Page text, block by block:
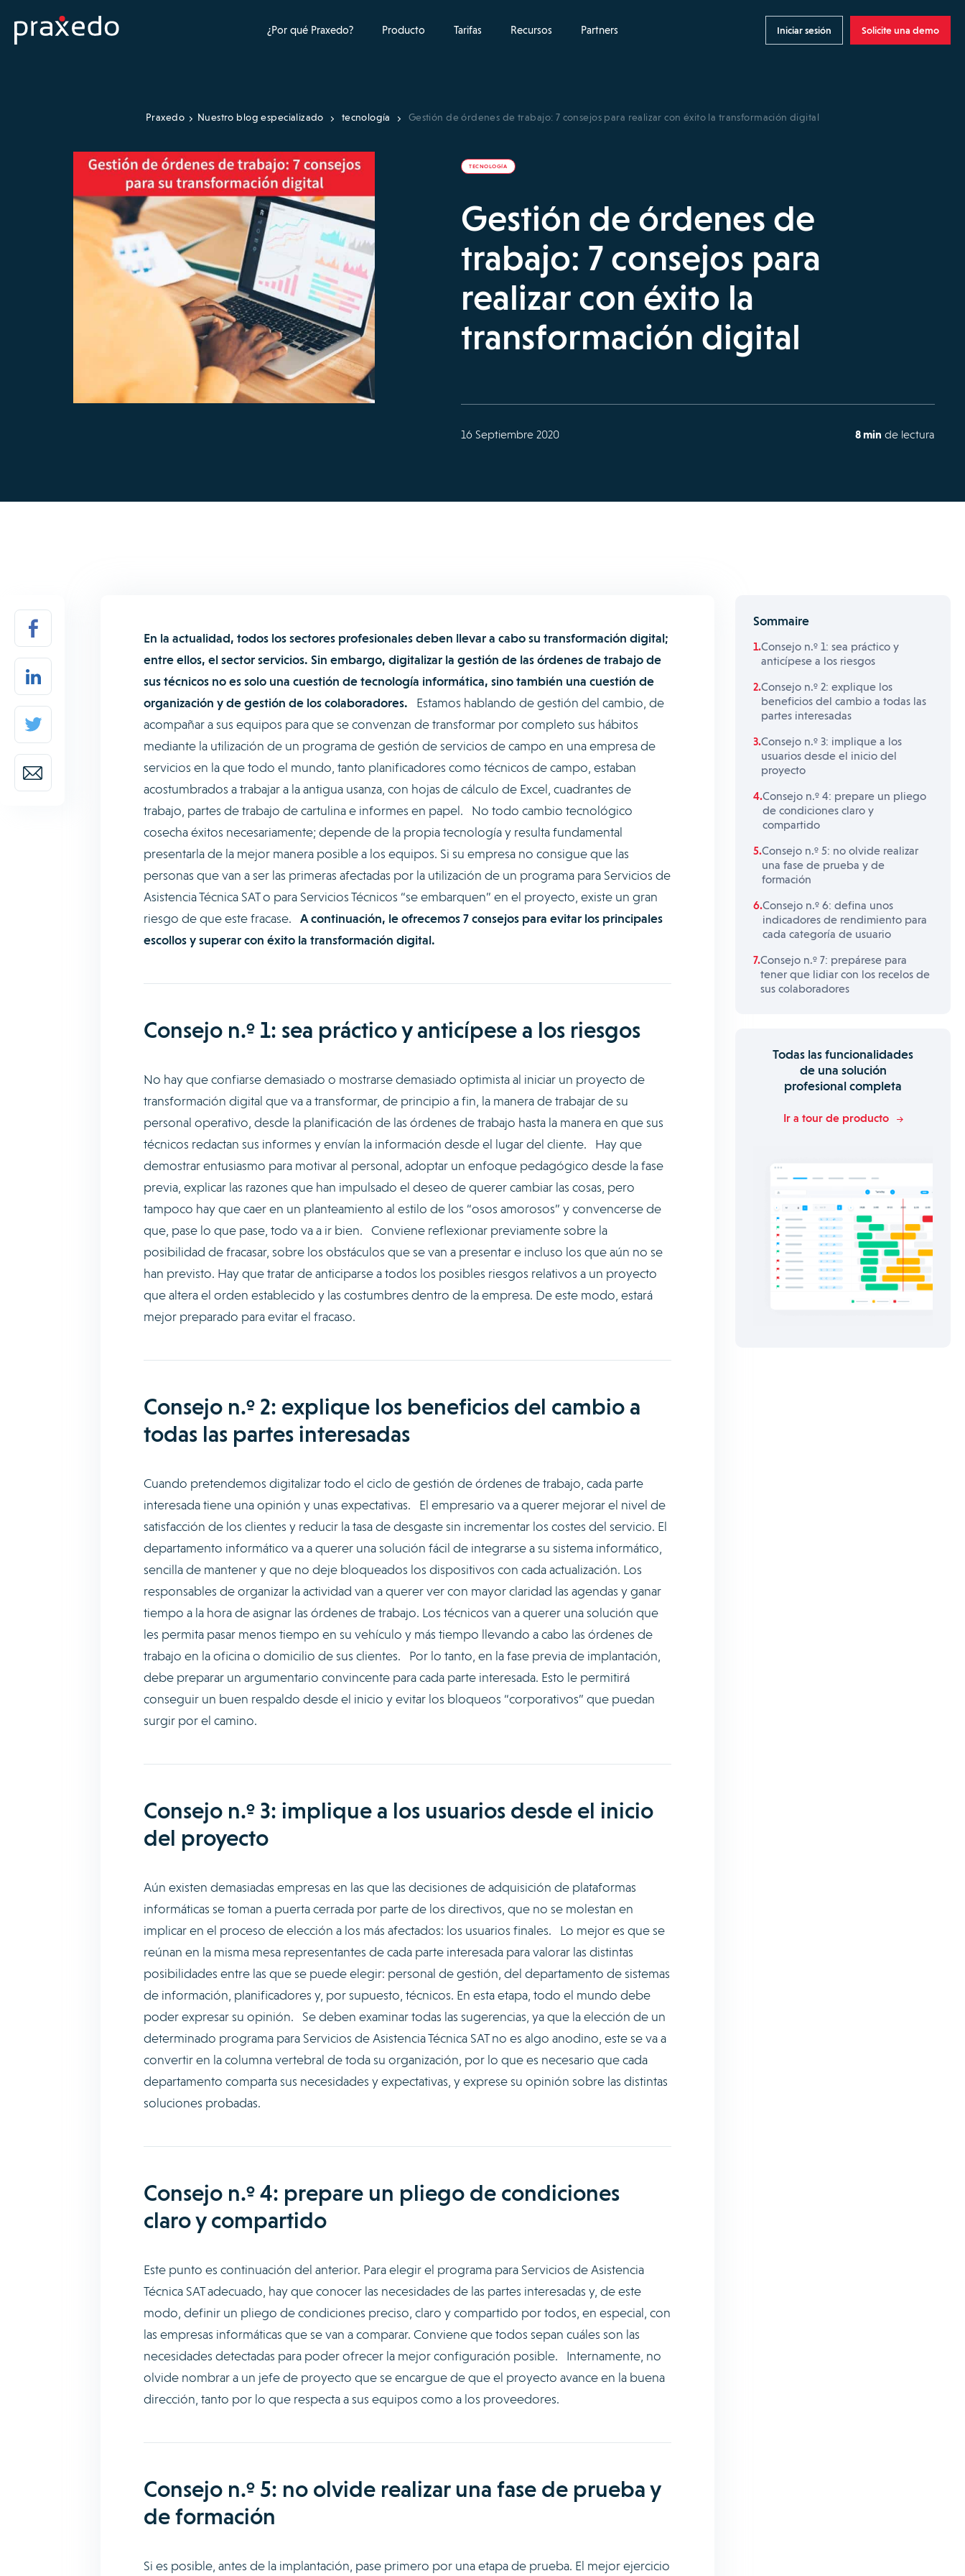
¿Por qué Praxedo? Producto Tarifas Recursos Partners Iniciar sesión Solicite una demo
Praxedo Nuestro blog especializado tecnología Gestión de órdenes de trabajo: 7 consejos para realizar con éxito la transformación digital
TECNOLOGÍA
Gestión de órdenes de
trabajo: 7 consejos para
realizar con éxito la
transformación digital
16 Septiembre 2020 8 min de lectura
En la actualidad, todos los sectores profesionales deben llevar a cabo su transformación digital;
entre ellos, el sector servicios. Sin embargo, digitalizar la gestión de las órdenes de trabajo de
sus técnicos no es solo una cuestión de tecnología informática, sino también una cuestión de
organización y de gestión de los colaboradores. Estamos hablando de gestión del cambio, de
acompañar a sus equipos para que se convenzan de transformar por completo sus hábitos
mediante la utilización de un programa de gestión de servicios de campo en una empresa de
servicios en la que todo el mundo, tanto planificadores como técnicos de campo, estaban
acostumbrados a trabajar a la antigua usanza, con hojas de cálculo de Excel, cuadrantes de
trabajo, partes de trabajo de cartulina e informes en papel. No todo cambio tecnológico
cosecha éxitos necesariamente; depende de la propia tecnología y resulta fundamental
presentarla de la mejor manera posible a los equipos. Si su empresa no consigue que las
personas que van a ser las primeras afectadas por la utilización de un programa para Servicios de
Asistencia Técnica SAT o para Servicios Técnicos “se embarquen” en el proyecto, existe un gran
riesgo de que este fracase. A continuación, le ofrecemos 7 consejos para evitar los principales
escollos y superar con éxito la transformación digital.
Consejo n.º 1: sea práctico y anticípese a los riesgos
No hay que confiarse demasiado o mostrarse demasiado optimista al iniciar un proyecto de
transformación digital que va a transformar, de principio a fin, la manera de trabajar de su
personal operativo, desde la planificación de las órdenes de trabajo hasta la manera en que sus
técnicos redactan sus informes y envían la información desde el lugar del cliente. Hay que
demostrar entusiasmo para motivar al personal, adoptar un enfoque pedagógico desde la fase
previa, explicar las razones que han impulsado el deseo de querer cambiar las cosas, pero
tampoco hay que caer en un planteamiento al estilo de los “osos amorosos” y convencerse de
que, pase lo que pase, todo va a ir bien. Conviene reflexionar previamente sobre la
posibilidad de fracasar, sobre los obstáculos que se van a presentar e incluso los que aún no se
han previsto. Hay que tratar de anticiparse a todos los posibles riesgos relativos a un proyecto
que altera el orden establecido y las costumbres dentro de la empresa. De este modo, estará
mejor preparado para evitar el fracaso.
Consejo n.º 2: explique los beneficios del cambio a
todas las partes interesadas
Cuando pretendemos digitalizar todo el ciclo de gestión de órdenes de trabajo, cada parte
interesada tiene una opinión y unas expectativas. El empresario va a querer mejorar el nivel de
satisfacción de los clientes y reducir la tasa de desgaste sin incrementar los costes del servicio. El
departamento informático va a querer una solución fácil de integrarse a su sistema informático,
sencilla de mantener y que no deje bloqueados los dispositivos con cada actualización. Los
responsables de organizar la actividad van a querer ver con mayor claridad las agendas y ganar
tiempo a la hora de asignar las órdenes de trabajo. Los técnicos van a querer una solución que
les permita pasar menos tiempo en su vehículo y más tiempo llevando a cabo las órdenes de
trabajo en la oficina o domicilio de sus clientes. Por lo tanto, en la fase previa de implantación,
debe preparar un argumentario convincente para cada parte interesada. Esto le permitirá
conseguir un buen respaldo desde el inicio y evitar los bloqueos “corporativos” que puedan
surgir por el camino.
Consejo n.º 3: implique a los usuarios desde el inicio
del proyecto
Aún existen demasiadas empresas en las que las decisiones de adquisición de plataformas
informáticas se toman a puerta cerrada por parte de los directivos, que no se molestan en
implicar en el proceso de elección a los más afectados: los usuarios finales. Lo mejor es que se
reúnan en la misma mesa representantes de cada parte interesada para valorar las distintas
posibilidades entre las que se puede elegir: personal de gestión, del departamento de sistemas
de información, planificadores y, por supuesto, técnicos. En esta etapa, todo el mundo debe
poder expresar su opinión. Se deben examinar todas las sugerencias, ya que la elección de un
determinado programa para Servicios de Asistencia Técnica SAT no es algo anodino, este se va a
convertir en la columna vertebral de toda su organización, por lo que es necesario que cada
departamento comparta sus necesidades y expectativas, y exprese su opinión sobre las distintas
soluciones probadas.
Consejo n.º 4: prepare un pliego de condiciones
claro y compartido
Este punto es continuación del anterior. Para elegir el programa para Servicios de Asistencia
Técnica SAT adecuado, hay que conocer las necesidades de las partes interesadas y, de este
modo, definir un pliego de condiciones preciso, claro y compartido por todos, en especial, con
las empresas informáticas que se van a comparar. Conviene que todos sepan cuáles son las
necesidades detectadas para poder ofrecer la mejor configuración posible. Internamente, no
olvide nombrar a un jefe de proyecto que se encargue de que el proyecto avance en la buena
dirección, tanto por lo que respecta a sus equipos como a los proveedores.
Consejo n.º 5: no olvide realizar una fase de prueba y
de formación
Si es posible, antes de la implantación, pase primero por una etapa de prueba. El mejor ejercicio
Sommaire
Consejo n.º 1: sea práctico y
anticípese a los riesgos
Consejo n.º 2: explique los
beneficios del cambio a todas las
partes interesadas
Consejo n.º 3: implique a los
usuarios desde el inicio del
proyecto
Consejo n.º 4: prepare un pliego
de condiciones claro y
compartido
Consejo n.º 5: no olvide realizar
una fase de prueba y de
formación
Consejo n.º 6: defina unos
indicadores de rendimiento para
cada categoría de usuario
Consejo n.º 7: prepárese para
tener que lidiar con los recelos de
sus colaboradores
Todas las funcionalidades
de una solución
profesional completa
Ir a tour de producto